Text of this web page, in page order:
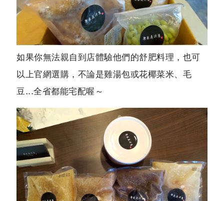
如果你無法親自到店體驗他們的舒肥料理，也可
以上官網選購，不論是雞湯包或花椰菜米、毛
豆...全省都能宅配喔～